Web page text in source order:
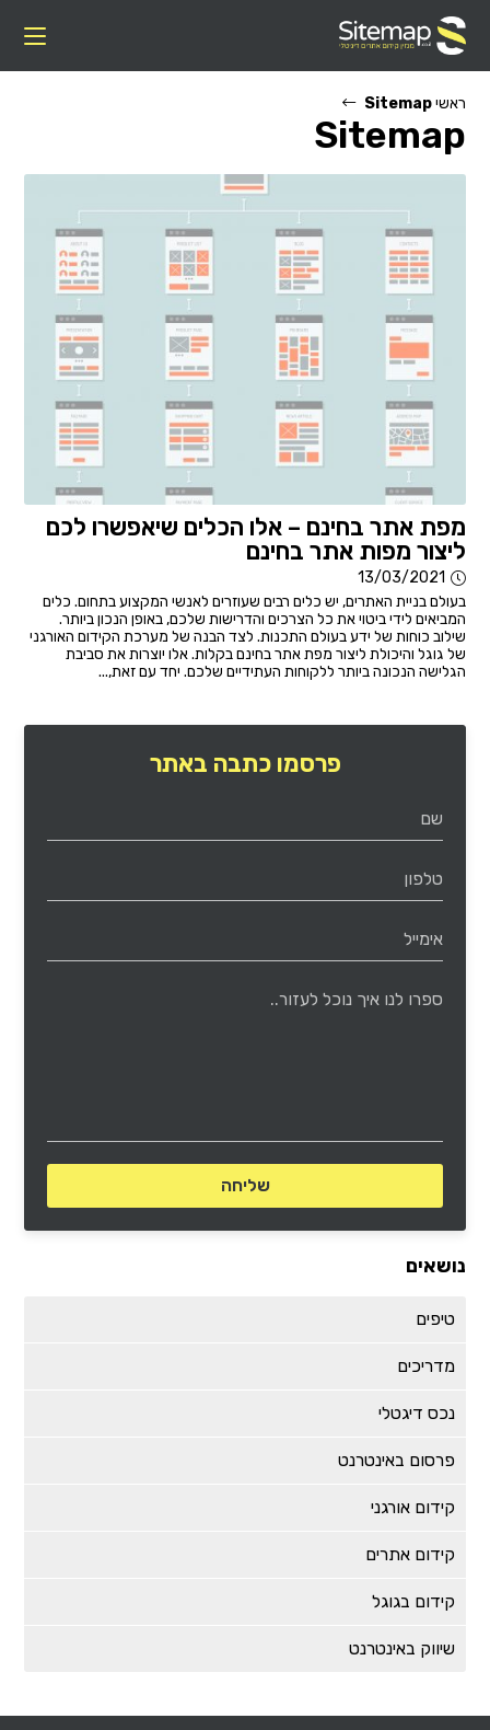
content
ראשי Sitemap
Sitemap
מפת אתר בחינם – אלו הכלים שיאפשרו לכם
ליצור מפות אתר בחינם
13/03/2021
בעולם בניית האתרים, יש כלים רבים שעוזרים לאנשי המקצוע בתחום. כלים
המביאים לידי ביטוי את כל הצרכים והדרישות שלכם, באופן הנכון ביותר.
שילוב כוחות של ידע בעולם התכנות. לצד הבנה של מערכת הקידום האורגני
של גוגל והיכולת ליצור מפת אתר בחינם בקלות. אלו יוצרות את סביבת
הגלישה הנכונה ביותר ללקוחות העתידיים שלכם. יחד עם זאת,...
פרסמו כתבה באתר
נושאים
טיפים
מדריכים
נכס דיגטלי
פרסום באינטרנט
קידום אורגני
קידום אתרים
קידום בגוגל
שיווק באינטרנט